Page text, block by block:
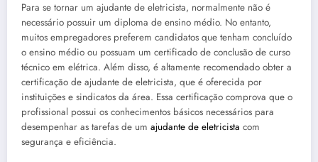
Para se tornar um ajudante de eletricista, normalmente não é
necessário possuir um diploma de ensino médio. No entanto,
muitos empregadores preferem candidatos que tenham concluído
o ensino médio ou possuam um certificado de conclusão de curso
técnico em elétrica. Além disso, é altamente recomendado obter a
certificação de ajudante de eletricista, que é oferecida por
instituições e sindicatos da área. Essa certificação comprova que o
profissional possui os conhecimentos básicos necessários para
desempenhar as tarefas de um ajudante de eletricista com
segurança e eficiência.